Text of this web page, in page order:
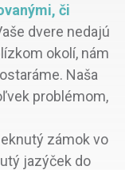
či
dvere nedajú
okolí, nám
Naša
problémom,
zámok vo
jazýček do